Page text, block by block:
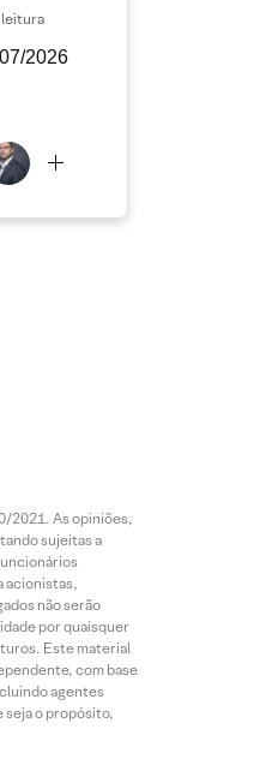
leitura
2026
2021. As opiniões,
sujeitas a
acionistas,
não serão
por quaisquer
Este material
com base
agentes
seja o propósito,